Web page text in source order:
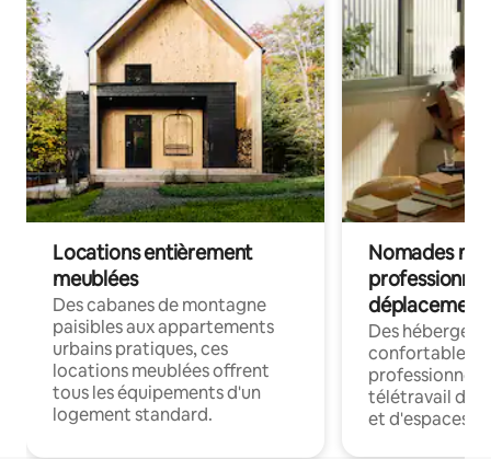
Locations entièrement
meublées
Des cabanes de montagne
paisibles aux appartements
urbains pratiques, ces
locations meublées offrent
tous les équipements d'un
logement standard.
Nomades
déplacement
Des
confortables
professionnels
télétravail
et d'espaces